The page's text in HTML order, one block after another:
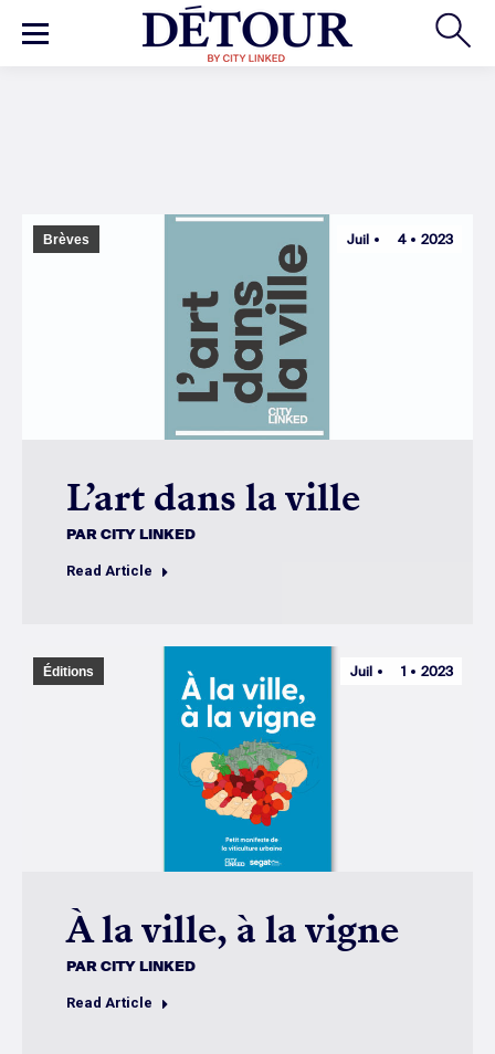
Juil 4 2023
Brèves
L’art dans la ville
PARCITY LINKED
Read Article
Juil 1 2023
Éditions
À la ville, à la vigne
PARCITY LINKED
Read Article